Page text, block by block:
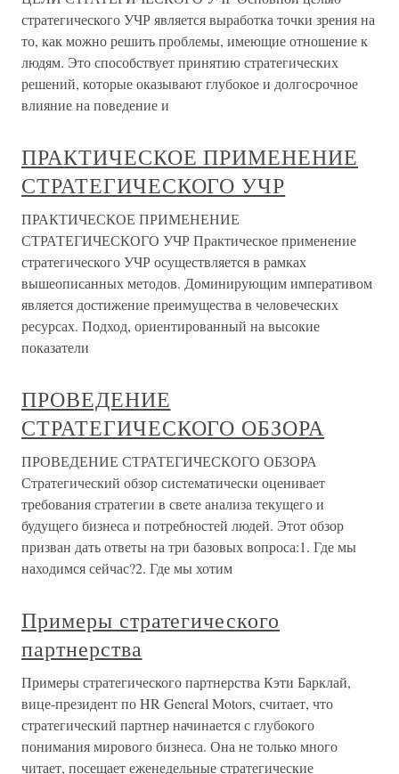
стратегического УЧР является выработка точки зрения на
то, как можно решить проблемы, имеющие отношение к
людям. Это способствует принятию стратегических
решений, которые оказывают глубокое и долгосрочное
влияние на поведение и
ПРАКТИЧЕСКОЕ ПРИМЕНЕНИЕ
СТРАТЕГИЧЕСКОГО УЧР
ПРАКТИЧЕСКОЕ ПРИМЕНЕНИЕ
СТРАТЕГИЧЕСКОГО УЧР Практическое применение
стратегического УЧР осуществляется в рамках
вышеописанных методов. Доминирующим императивом
является достижение преимущества в человеческих
ресурсах. Подход, ориентированный на высокие
показатели
ПРОВЕДЕНИЕ
СТРАТЕГИЧЕСКОГО ОБЗОРА
ПРОВЕДЕНИЕ СТРАТЕГИЧЕСКОГО ОБЗОРА
Стратегический обзор систематически оценивает
требования стратегии в свете анализа текущего и
будущего бизнеса и потребностей людей. Этот обзор
призван дать ответы на три базовых вопроса:1. Где мы
находимся сейчас?2. Где мы хотим
Примеры стратегического
партнерства
Примеры стратегического партнерства Кэти Барклай,
вице-президент по HR General Motors, считает, что
стратегический партнер начинается с глубокого
понимания мирового бизнеса. Она не только много
читает, посещает еженедельные стратегические